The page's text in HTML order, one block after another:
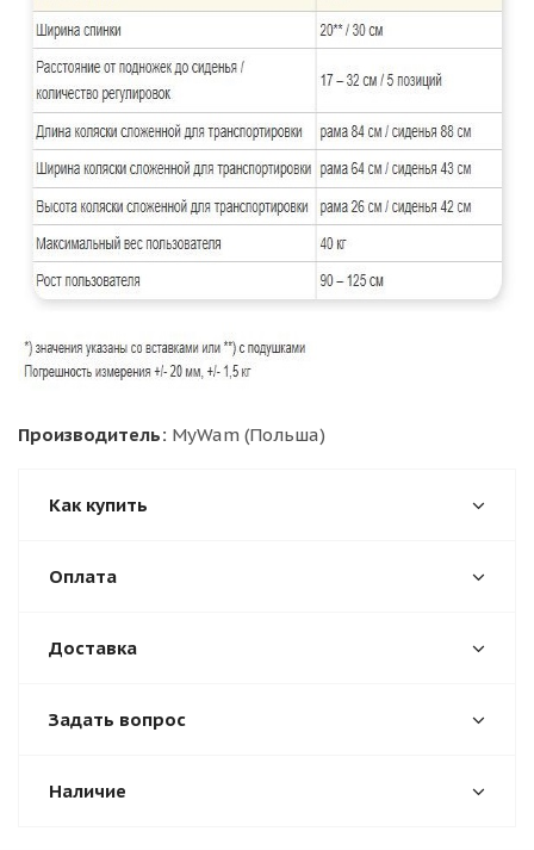
Производитель: MyWam (Польша)
Как купить
Оплата
Доставка
Задать вопрос
Наличие